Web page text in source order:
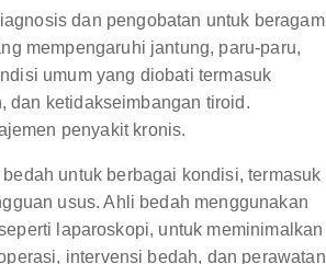
dan pengobatan untuk beragam
mempengaruhi jantung, paru-paru,
umum yang diobati termasuk
dan ketidakseimbangan tiroid.
penyakit kronis.
untuk berbagai kondisi, termasuk
usus. Ahli bedah menggunakan
laparoskopi, untuk meminimalkan
intervensi bedah, dan perawatan